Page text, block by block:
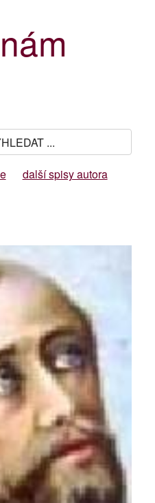
další spisy autora